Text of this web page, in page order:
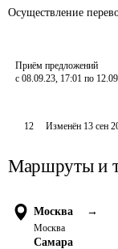
Осуществление
Приём предложений
с 08.09.23, 17:01 по
12 Изменён 13 сен
Маршруты и
Москва →
Москва
Самара